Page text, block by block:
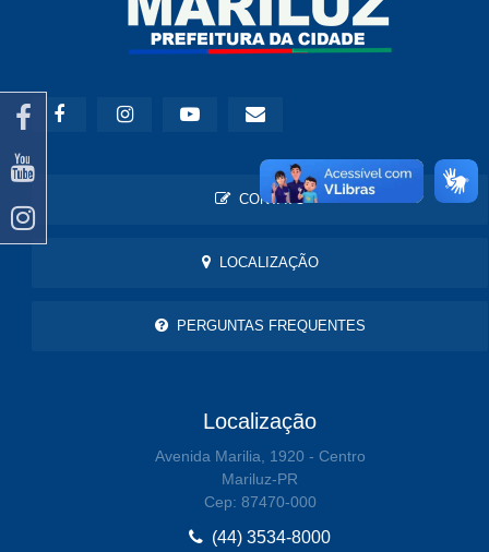
CONTATO
LOCALIZAÇÃO
PERGUNTAS FREQUENTES
Localização
Avenida Marilia, 1920 - Centro
Mariluz-PR
Cep: 87470-000
(44) 3534-8000